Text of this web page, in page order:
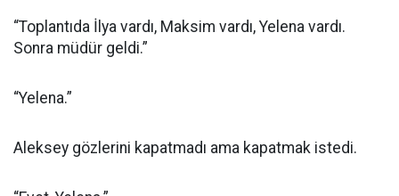
“Toplantıda İlya vardı, Maksim vardı, Yelena vardı.
Sonra müdür geldi.”
“Yelena.”
Aleksey gözlerini kapatmadı ama kapatmak istedi.